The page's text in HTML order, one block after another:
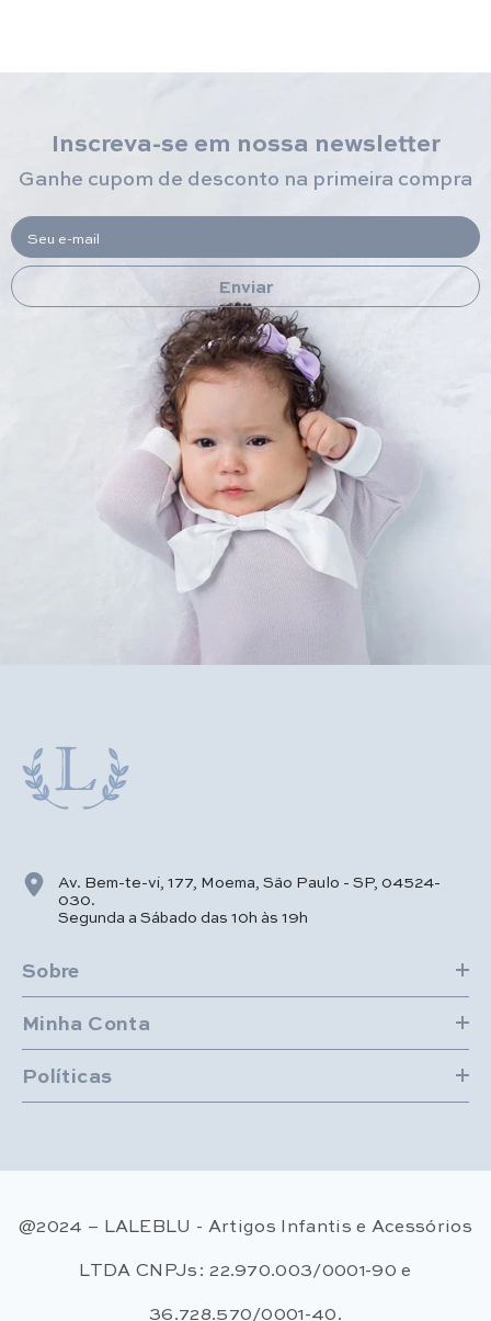
Inscreva-se em nossa newsletter
Ganhe cupom de desconto na primeira compra
Seu e-mail
Enviar
Av. Bem-te-vi, 177, Moema, São Paulo - SP, 04524-
030.
Segunda a Sábado das 10h às 19h
Sobre
Minha Conta
Políticas
@2024 – LALEBLU - Artigos Infantis e Acessórios
LTDA CNPJs: 22.970.003/0001-90 e
36.728.570/0001-40.